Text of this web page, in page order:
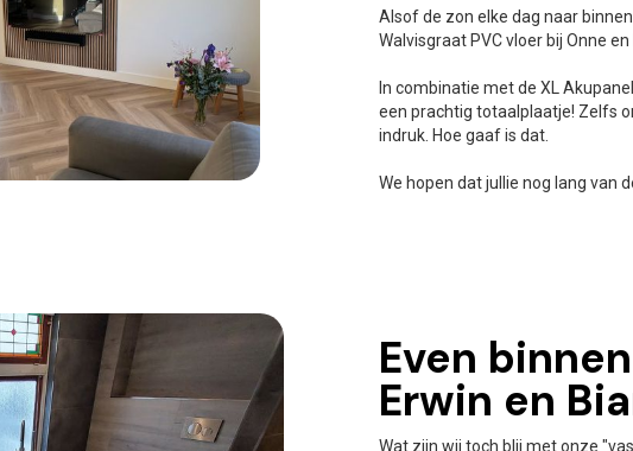
Alsof de zon elke dag naar
Walvisgraat PVC vloer bij Onne en
In combinatie met de XL
een prachtig totaalplaatje! Zelfs
indruk. Hoe gaaf is dat.
We hopen dat jullie nog lang van
Even
Erwin en
Wat zijn wij toch blij met onze